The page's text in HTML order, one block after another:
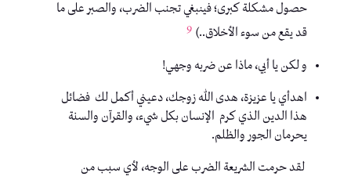
حصول مشكلة كبرى؛ فينبغي تجنب الضرب، والصبر على ما
قد يقع من سوء الأخلاق..) 9
و لكن يا أبي، ماذا عن ضربه وجهي!
اهدأي يا عزيزة، هدى الله زوجك، دعيني أكمل لك فضائل
هذا الدين الذي كرم الإنسان بكل شيء، والقرآن والسنة
يحرمان الجور والظلم.
لقد حرمت الشريعة الضرب على الوجه، لأي سبب من